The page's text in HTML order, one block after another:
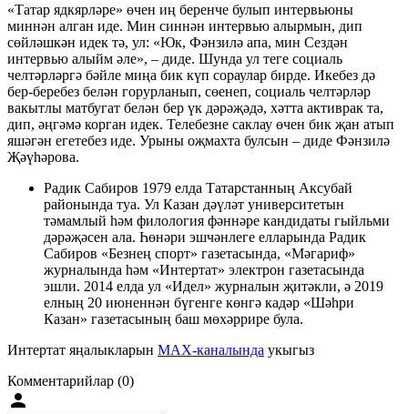
«Татар ядкярләре» өчен иң беренче булып интервьюны
миннән алган иде. Мин синнән интервью алырмын, дип
сөйләшкән идек тә, ул: «Юк, Фәнзилә апа, мин Сездән
интервью алыйм әле», – диде. Шунда ул теге социаль
челтәрләргә бәйле миңа бик күп сораулар бирде. Икебез дә
бер-беребез белән горурланып, сөенеп, социаль челтәрләр
вакытлы матбугат белән бер үк дәрәҗәдә, хәтта активрак та,
дип, әңгәмә корган идек. Телебезне саклау өчен бик җан атып
яшәгән егетебез иде. Урыны оҗмахта булсын – диде Фәнзилә
Җәүһәрова.
Радик Сабиров 1979 елда Татарстанның Аксубай
районында туа. Ул Казан дәүләт университетын
тәмамлый һәм филология фәннәре кандидаты гыйльми
дәрәҗәсен ала. Һөнәри эшчәнлеге елларында Радик
Сабиров «Безнең спорт» газетасында, «Мәгариф»
журналында һәм «Интертат» электрон газетасында
эшли. 2014 елда ул «Идел» журналын җитәкли, ә 2019
елның 20 июненнән бүгенге көнгә кадәр «Шәһри
Казан» газетасының баш мөхәррире була.
Интертат яңалыкларын MAX-каналында укыгыз
Комментарийлар (0)